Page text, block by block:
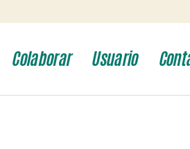
Colaborar Usuario